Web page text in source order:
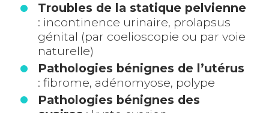
Troubles de la statique pelvienne
: incontinence urinaire, prolapsus
génital (par coelioscopie ou par voie
naturelle)
Pathologies bénignes de l’utérus
: fibrome, adénomyose, polype
Pathologies bénignes des